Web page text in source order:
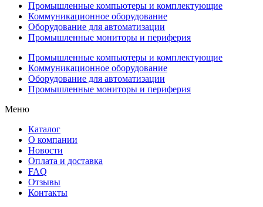
Промышленные компьютеры и комплектующие
Коммуникационное оборудование
Оборудование для автоматизации
Промышленные мониторы и периферия
Промышленные компьютеры и комплектующие
Коммуникационное оборудование
Оборудование для автоматизации
Промышленные мониторы и периферия
Меню
Каталог
О компании
Новости
Оплата и доставка
FAQ
Отзывы
Контакты